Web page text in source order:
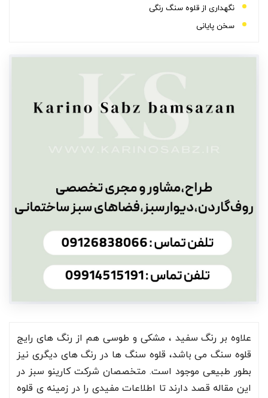
نگهداری از قلوه سنگ رنگی
سخن پایانی
علاوه بر رنگ سفید ، مشکی و طوسی هم از رنگ های رایج
قلوه سنگ می باشد، قلوه سنگ ها در رنگ های دیگری نیز
بطور طبیعی موجود است. متخصصان شرکت کارینو سبز در
این مقاله قصد دارند تا اطلاعات مفیدی را در زمینه ی قلوه